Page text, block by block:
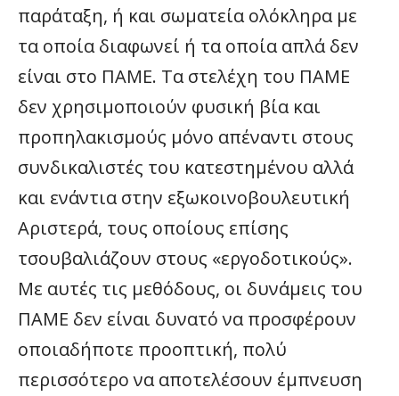
παράταξη, ή και σωματεία ολόκληρα με
τα οποία διαφωνεί ή τα οποία απλά δεν
είναι στο ΠΑΜΕ. Τα στελέχη του ΠΑΜΕ
δεν χρησιμοποιούν φυσική βία και
προπηλακισμούς μόνο απέναντι στους
συνδικαλιστές του κατεστημένου αλλά
και ενάντια στην εξωκοινοβουλευτική
Αριστερά, τους οποίους επίσης
τσουβαλιάζουν στους «εργοδοτικούς».
Με αυτές τις μεθόδους, οι δυνάμεις του
ΠΑΜΕ δεν είναι δυνατό να προσφέρουν
οποιαδήποτε προοπτική, πολύ
περισσότερο να αποτελέσουν έμπνευση